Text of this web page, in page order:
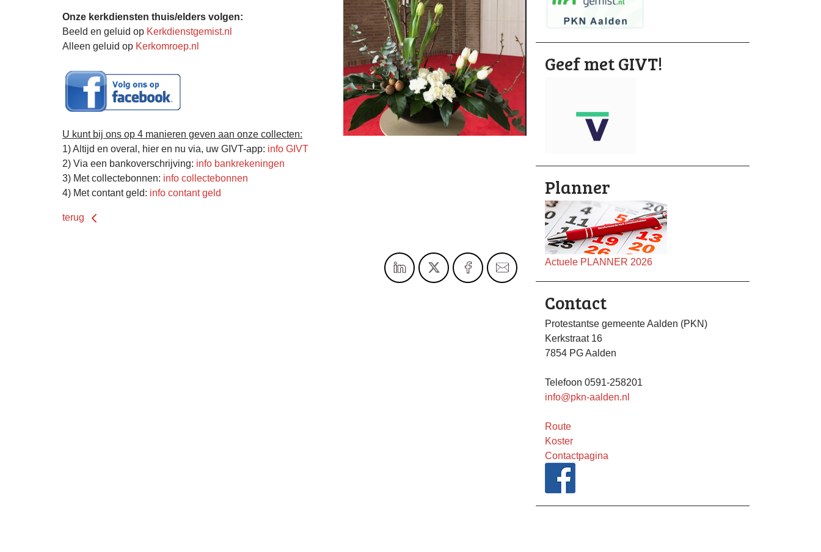
Onze kerkdiensten thuis/elders volgen:
Beeld en geluid op Kerkdienstgemist.nl
Alleen geluid op Kerkomroep.nl
U kunt bij ons op 4 manieren geven aan onze collecten:
1) Altijd en overal, hier en nu via, uw GIVT-app: info GIVT
2) Via een bankoverschrijving: info bankrekeningen
3) Met collectebonnen: info collectebonnen
4) Met contant geld: info contant geld
terug
Geef met GIVT!
Planner
Actuele PLANNER 2026
Contact
Protestantse gemeente Aalden (PKN)
Kerkstraat 16
7854 PG Aalden
Telefoon 0591-258201
info@pkn-aalden.nl
Route
Koster
Contactpagina